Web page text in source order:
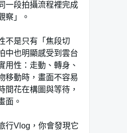
一段拍攝流程裡完成
察」。
不是只有「焦段切
中也明顯感受到雲台
用性：走動、轉身、
移動時，畫面不容易
間花在構圖與等待，
面。
行Vlog，你會發現它